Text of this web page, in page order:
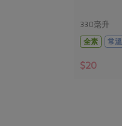
330毫升
全素
常溫
$20